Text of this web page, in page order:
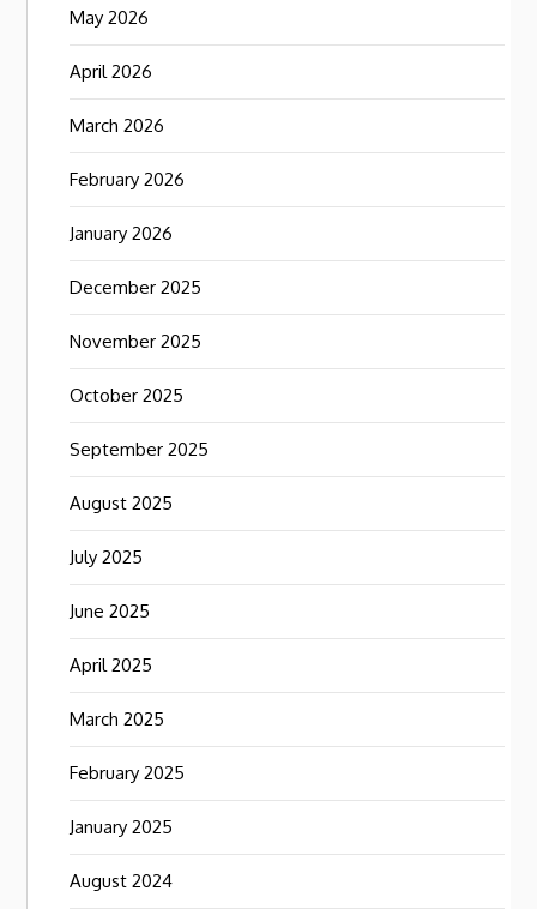
May 2026
April 2026
March 2026
February 2026
January 2026
December 2025
November 2025
October 2025
September 2025
August 2025
July 2025
June 2025
April 2025
March 2025
February 2025
January 2025
August 2024